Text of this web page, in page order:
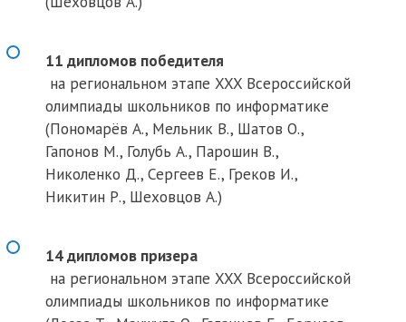
11 дипломов победителя
на региональном этапе XXX Всероссийской
олимпиады школьников по информатике
(Пономарёв А., Мельник В., Шатов О.,
Гапонов М., Голубь А., Парошин В.,
Николенко Д., Сергеев Е., Греков И.,
Никитин Р., Шеховцов А.)
14 дипломов призера
на региональном этапе XXX Всероссийской
олимпиады школьников по информатике